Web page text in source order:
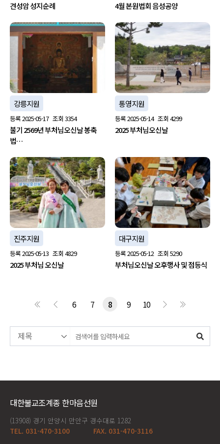
견성암 성지순례 4월 본원법회 음성공양
강릉지원
등록2025-05-17 조회 3354
불기 2569년 부처님오신날 봉축
법…
통영지원
등록2025-05-14 조회 4299
2025 부처님오신날
진주지원
등록2025-05-13 조회 4829
2025 부처님 오신날
대구지원
등록2025-05-12 조회 5290
부처님오신날 오후행사 및 점등식
6 7 8 9 10
대한불교조계종 한마음선원
(13908) 경기 안양시 만안구 경수대로 1282
TEL. 031-470-3100
FAX. 031-470-3116